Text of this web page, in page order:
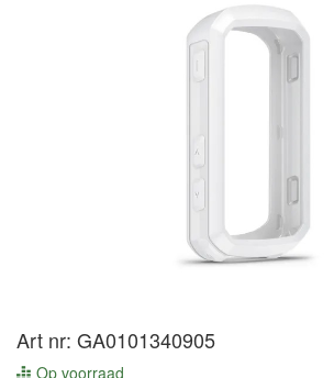
Art nr: GA0101340905
Op voorraad